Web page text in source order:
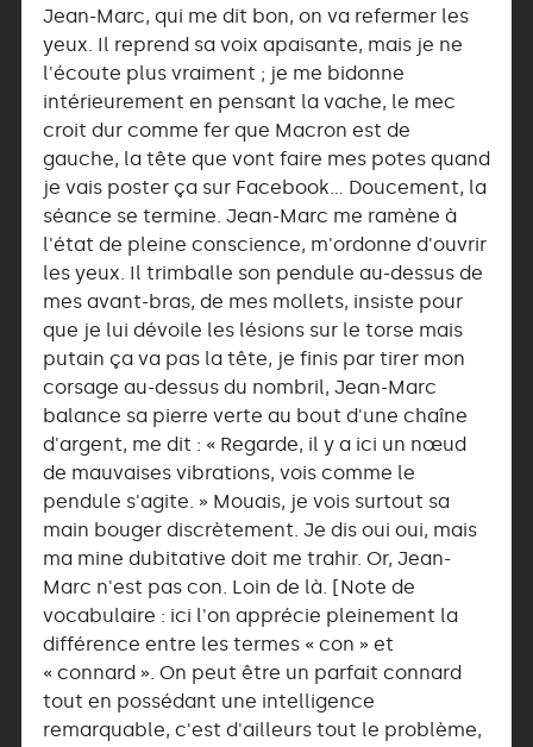
Jean-Marc, qui me dit bon, on va refermer les
yeux. Il reprend sa voix apaisante, mais je ne
l'écoute plus vraiment ; je me bidonne
intérieurement en pensant la vache, le mec
croit dur comme fer que Macron est de
gauche, la tête que vont faire mes potes quand
je vais poster ça sur Facebook… Doucement, la
séance se termine. Jean-Marc me ramène à
l'état de pleine conscience, m'ordonne d'ouvrir
les yeux. Il trimballe son pendule au-dessus de
mes avant-bras, de mes mollets, insiste pour
que je lui dévoile les lésions sur le torse mais
putain ça va pas la tête, je finis par tirer mon
corsage au-dessus du nombril, Jean-Marc
balance sa pierre verte au bout d'une chaîne
d'argent, me dit : « Regarde, il y a ici un nœud
de mauvaises vibrations, vois comme le
pendule s'agite. » Mouais, je vois surtout sa
main bouger discrètement. Je dis oui oui, mais
ma mine dubitative doit me trahir. Or, Jean-
Marc n'est pas con. Loin de là. [Note de
vocabulaire : ici l'on apprécie pleinement la
différence entre les termes « con » et
« connard ». On peut être un parfait connard
tout en possédant une intelligence
remarquable, c'est d'ailleurs tout le problème,